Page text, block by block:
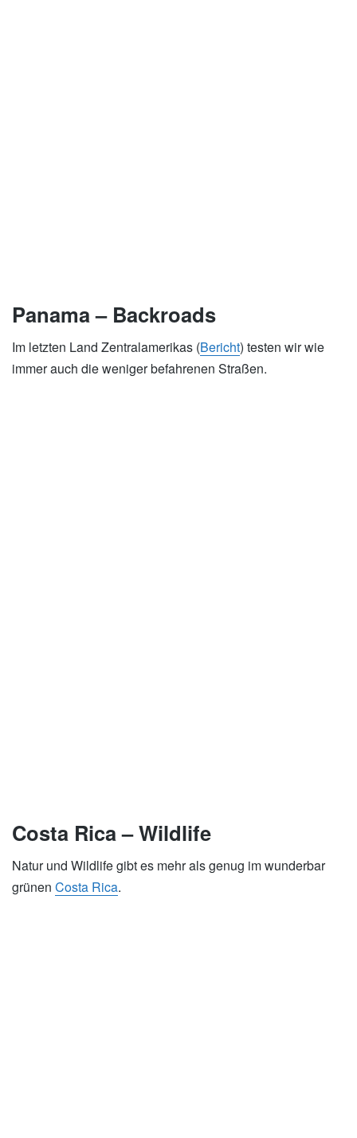
Panama – Backroads
Im letzten Land Zentralamerikas (Bericht) testen wir wie
immer auch die weniger befahrenen Straßen.
Costa Rica – Wildlife
Natur und Wildlife gibt es mehr als genug im wunderbar
grünen Costa Rica.